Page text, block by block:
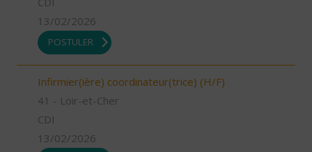
13/02/2026
POSTULER
Infirmier(ière) coordinateur(trice) (H/F)
41 - Loir-et-Cher
CDI
13/02/2026